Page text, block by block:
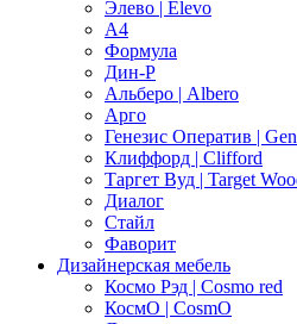
Элево | Elevo
А4
Формула
Дин-Р
Альберо | Albero
Арго
Генезис Оператив |
Клиффорд | Clifford
Таргет Вуд | Target
Диалог
Стайл
Фаворит
Дизайнерская мебель
Космо Рэд | Cosmo red
КосмО | CosmO